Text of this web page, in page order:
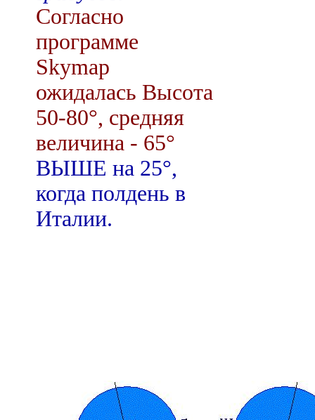
Согласно
программе
Skymap
ожидалась Высота
50-80°, средняя
величина - 65°
ВЫШЕ на 25°,
когда полдень в
Италии.